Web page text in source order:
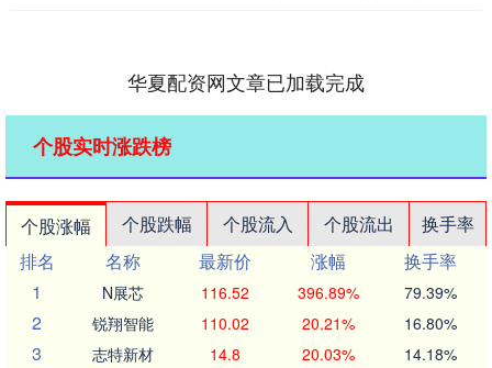
华夏配资网文章已加载完成
个股实时涨跌榜
个股涨幅 个股跌幅 个股流入 个股流出
换手率
排名
名称 最新价 涨幅
换手率
1
N展芯 116.52 396.89% 79.39%
2 锐翔智能 110.02 20.21% 16.80%
3 志特新材 14.8 20.03% 14.18%